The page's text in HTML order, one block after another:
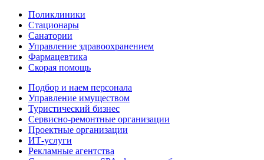
Поликлиники
Стационары
Санатории
Управление здравоохранением
Фармацевтика
Скорая помощь
Подбор и наем персонала
Управление имуществом
Туристический бизнес
Сервисно-ремонтные организации
Проектные организации
ИТ-услуги
Рекламные агентства